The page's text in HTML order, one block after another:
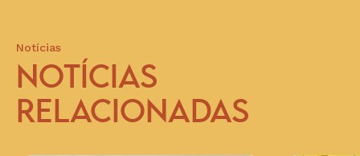
Notícias
NOTÍCIAS
RELACIONADAS